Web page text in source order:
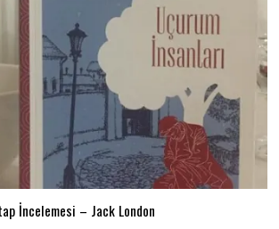
İncelemesi – Jack London